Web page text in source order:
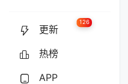
更新
126
热榜
APP